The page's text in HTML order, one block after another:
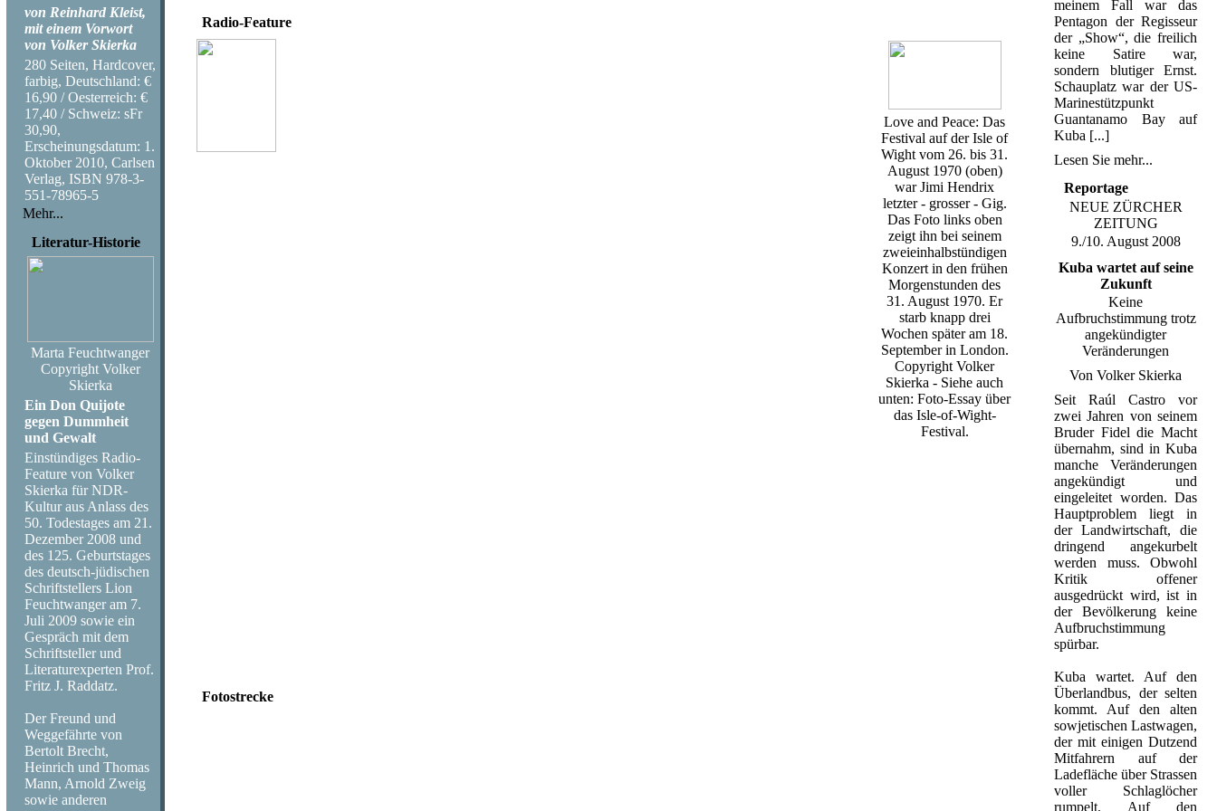
von Reinhard Kleist,
mit einem Vorwort
von Volker Skierka
280 Seiten, Hardcover,
farbig, Deutschland: €
16,90 / Oesterreich: €
17,40 / Schweiz: sFr
30,90,
Erscheinungsdatum: 1.
Oktober 2010, Carlsen
Verlag, ISBN 978-3-
551-78965-5
Mehr...
Literatur-Historie
Marta Feuchtwanger
Copyright Volker
Skierka
Ein Don Quijote
gegen Dummheit
und Gewalt
Einstündiges Radio-
Feature von Volker
Skierka für NDR-
Kultur aus Anlass des
50. Todestages am 21.
Dezember 2008 und
des 125. Geburtstages
des deutsch-jüdischen
Schriftstellers Lion
Feuchtwanger am 7.
Juli 2009 sowie ein
Gespräch mit dem
Schriftsteller und
Literaturexperten Prof.
Fritz J. Raddatz.
Der Freund und
Weggefährte von
Bertolt Brecht,
Heinrich und Thomas
Mann, Arnold Zweig
sowie anderen
Radio-Feature
Love and Peace: Das
Festival auf der Isle of
Wight vom 26. bis 31.
August 1970 (oben)
war Jimi Hendrix
letzter - grosser - Gig.
Das Foto links oben
zeigt ihn bei seinem
zweieinhalbstündigen
Konzert in den frühen
Morgenstunden des
31. August 1970. Er
starb knapp drei
Wochen später am 18.
September in London.
Copyright Volker
Skierka - Siehe auch
unten: Foto-Essay über
das Isle-of-Wight-
Festival.
Fotostrecke
meinem Fall war das
Pentagon der Regisseur
der „Show“, die freilich
keine Satire war,
sondern blutiger Ernst.
Schauplatz war der US-
Marinestützpunkt
Guantanamo Bay auf
Kuba [...]
Lesen Sie mehr...
Reportage
NEUE ZÜRCHER
ZEITUNG
9./10. August 2008
Kuba wartet auf seine
Zukunft
Keine
Aufbruchstimmung trotz
angekündigter
Veränderungen
Von Volker Skierka
Seit Raúl Castro vor
zwei Jahren von seinem
Bruder Fidel die Macht
übernahm, sind in Kuba
manche Veränderungen
angekündigt und
eingeleitet worden. Das
Hauptproblem liegt in
der Landwirtschaft, die
dringend angekurbelt
werden muss. Obwohl
Kritik offener
ausgedrückt wird, ist in
der Bevölkerung keine
Aufbruchstimmung
spürbar.
Kuba wartet. Auf den
Überlandbus, der selten
kommt. Auf den alten
sowjetischen Lastwagen,
der mit einigen Dutzend
Mitfahrern auf der
Ladefläche über Strassen
voller Schlaglöcher
rumpelt. Auf den